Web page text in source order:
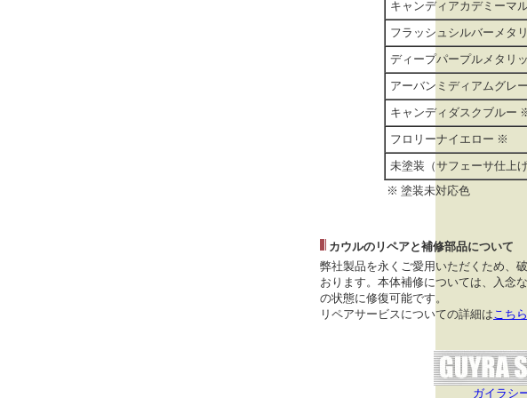
キャンディアカデミーマ
フラッシュシルバーメタ
ディープパープルメタリ
アーバンミディアムグレ
キャンディダスクブルー
フロリーナイエロー ※
未塗装（サフェーサ仕上げ
※ 塗装未対応色
カウルのリペアと補修部品について
弊社製品を永くご愛用いただくため、
おります。本体補修については、入念
の状態に修復可能です。
リペアサービスについての詳細はこちら
ガイラシ